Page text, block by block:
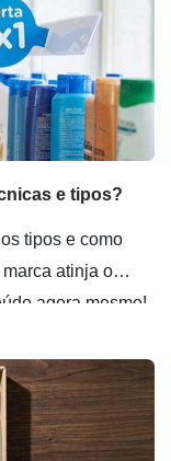
e tipos?
tipos e como
atinja o
agora mesmo!